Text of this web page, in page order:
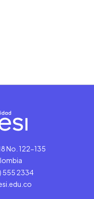
No. 122-135
555 2334